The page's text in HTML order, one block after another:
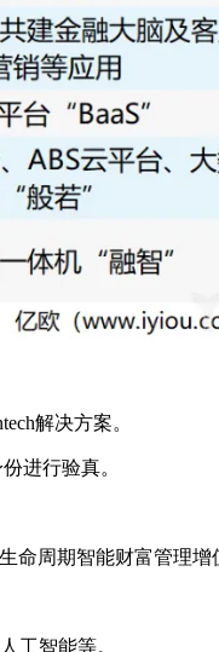
解决方案。
进行验真。
命周期智能财富管理增
工智能等。